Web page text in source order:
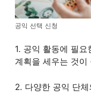
공익 선택 신청
1. 공익 활동에 필
계획을 세우는 것이
2. 다양한 공익 단